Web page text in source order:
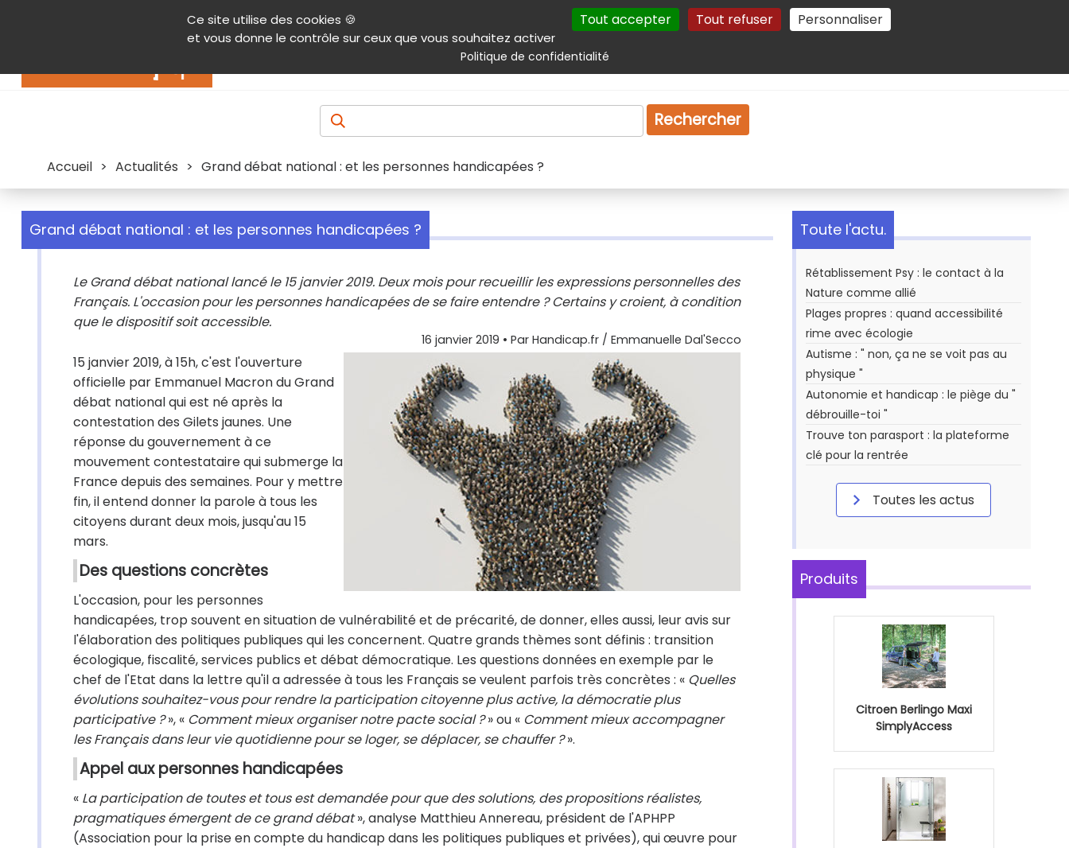
Ce site utilise des cookies 🍪
et vous donne le contrôle sur ceux que vous souhaitez activer
Tout accepter Tout refuser Personnaliser
Politique de confidentialité
Contenu Aide et accessibilité Menu principal Autres services Plan du site Gestion des cookies
Produits & services Emploi Droit
Rechercher
Accueil > Actualités > Grand débat national : et les personnes handicapées ?
Grand débat national : et les personnes handicapées ?
Le Grand débat national lancé le 15 janvier 2019. Deux mois pour recueillir les expressions personnelles des
Français. L'occasion pour les personnes handicapées de se faire entendre ? Certains y croient, à condition
que le dispositif soit accessible.
16 janvier 2019 • Par Handicap.fr / Emmanuelle Dal'Secco
15 janvier 2019, à 15h, c'est l'ouverture
officielle par Emmanuel Macron du Grand
débat national qui est né après la
contestation des Gilets jaunes. Une
réponse du gouvernement à ce
mouvement contestataire qui submerge la
France depuis des semaines. Pour y mettre
fin, il entend donner la parole à tous les
citoyens durant deux mois, jusqu'au 15
mars.
Des questions concrètes
L'occasion, pour les personnes
handicapées, trop souvent en situation de vulnérabilité et de précarité, de donner, elles aussi, leur avis sur
l'élaboration des politiques publiques qui les concernent. Quatre grands thèmes sont définis : transition
écologique, fiscalité, services publics et débat démocratique. Les questions données en exemple par le
chef de l'Etat dans la lettre qu'il a adressée à tous les Français se veulent parfois très concrètes : « Quelles
évolutions souhaitez-vous pour rendre la participation citoyenne plus active, la démocratie plus
participative ?», « Comment mieux organiser notre pacte social ?» ou « Comment mieux accompagner
les Français dans leur vie quotidienne pour se loger, se déplacer, se chauffer ?».
Appel aux personnes handicapées
« La participation de toutes et tous est demandée pour que des solutions, des propositions réalistes,
pragmatiques émergent de ce grand débat», analyse Matthieu Annereau, président de l'APHPP
(Association pour la prise en compte du handicap dans les politiques publiques et privées), qui œuvre pour
Toute l'actu.
Rétablissement Psy : le contact à la
Nature comme allié
Plages propres : quand accessibilité
rime avec écologie
Autisme : " non, ça ne se voit pas au
physique "
Autonomie et handicap : le piège du "
débrouille-toi "
Trouve ton parasport : la plateforme
clé pour la rentrée
Toutes les actus
Produits
Citroen Berlingo Maxi
SimplyAccess